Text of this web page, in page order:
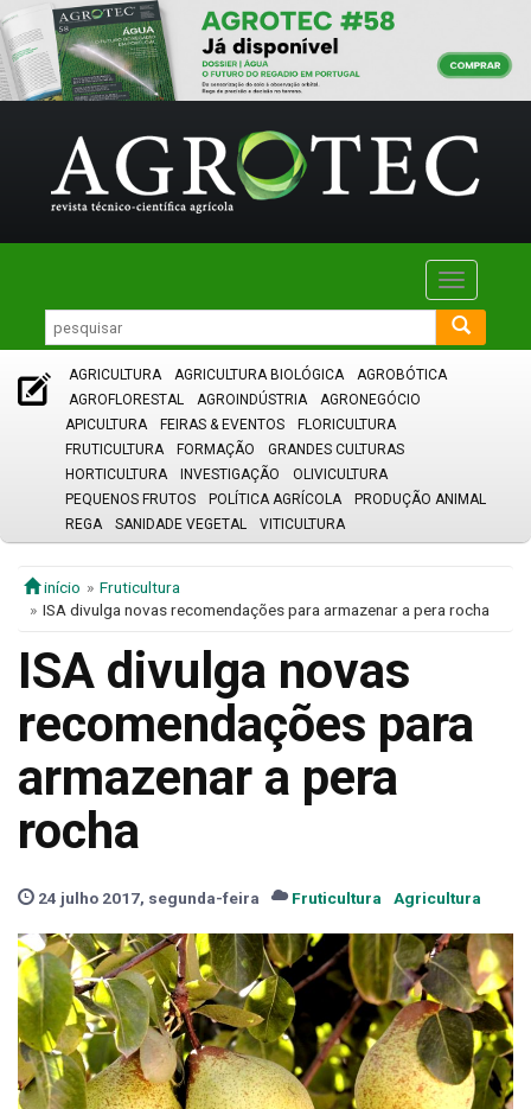
Toggle
AGRICULTURA AGRICULTURA BIOLÓGICA
AGROBÓTICA
AGROFLORESTAL
AGROINDÚSTRIA
AGRONEGÓCIO
APICULTURA
FEIRAS & EVENTOS
FLORICULTURA
FRUTICULTURA
FORMAÇÃO
GRANDES CULTURAS
HORTICULTURA
INVESTIGAÇÃO
OLIVICULTURA
PEQUENOS FRUTOS
POLÍTICA AGRÍCOLA
PRODUÇÃO ANIMAL
REGA
SANIDADE VEGETAL VITICULTURA
início
Fruticultura
ISA divulga novas recomendações para armazenar a pera rocha
ISA divulga novas
recomendações para
armazenar a pera
rocha
24 julho 2017, segunda-feira Fruticultura Agricultura